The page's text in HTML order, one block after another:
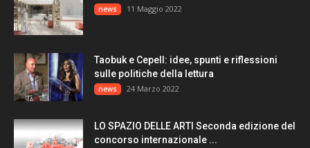
news 11 Maggio 2022
Taobuk e Cepell: idee, spunti e riflessioni
sulle politiche della lettura
news 24 Marzo 2022
LO SPAZIO DELLE ARTI Seconda edizione del
concorso internazionale ...